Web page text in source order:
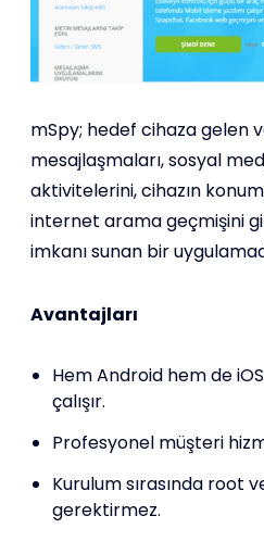
mSpy; hedef cihaza gelen
mesajlaşmaları, sosyal
aktivitelerini, cihazın
internet arama geçmişini
imkanı sunan bir
Avantajları
Hem Android hem de
çalışır.
Profesyonel müşteri
Kurulum sırasında root
gerektirmez.